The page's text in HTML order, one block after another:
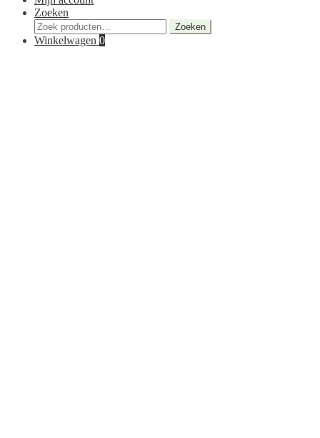
Zoeken
Zoeken
naar:
Zoeken
Winkelwagen 0